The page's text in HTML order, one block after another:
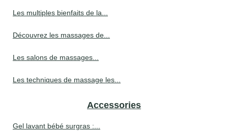
Les multiples bienfaits de la...
Découvrez les massages de...
Les salons de massages...
Les techniques de massage les...
Accessories
Gel lavant bébé surgras :...